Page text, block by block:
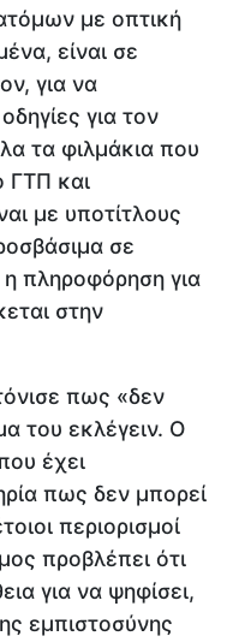
με οπτική
είναι σε
για να
για τον
τα φιλμάκια που
ΓΤΠ και
με υποτίτλους
σε
πληροφόρηση για
στην
πως «δεν
του εκλέγειν. Ο
έχει
πως δεν μπορεί
περιορισμοί
προβλέπει ότι
για να ψηφίσει,
εμπιστοσύνης